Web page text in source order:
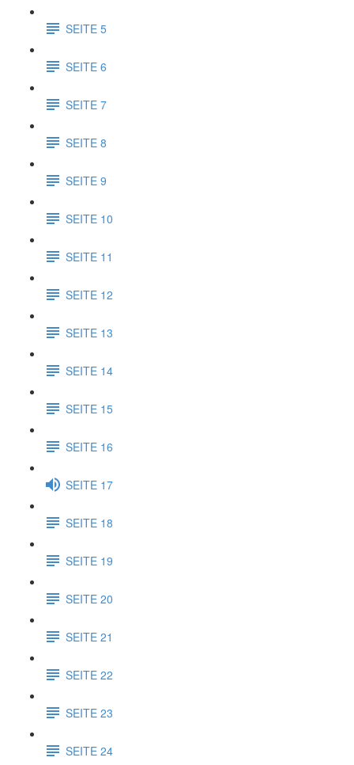
SEITE 5
SEITE 6
SEITE 7
SEITE 8
SEITE 9
SEITE 10
SEITE 11
SEITE 12
SEITE 13
SEITE 14
SEITE 15
SEITE 16
SEITE 17
SEITE 18
SEITE 19
SEITE 20
SEITE 21
SEITE 22
SEITE 23
SEITE 24